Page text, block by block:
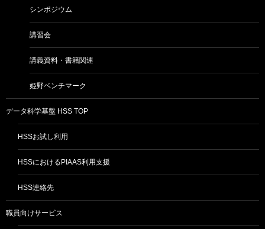
シンポジウム
講習会
講義資料・書籍関連
姫野ベンチマーク
データ科学基盤 HSS TOP
HSSお試し利用
HSSにおけるPIAAS利用支援
HSS連絡先
職員向けサービス